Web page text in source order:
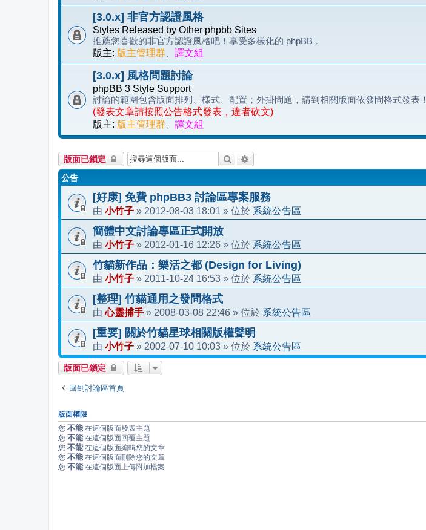
[3.0.x] 非官方認證風格
Styles Released by Other phpbb Sites
推薦您喜歡的非官方認證風格吧！享受多樣化的 phpBB 。
版主: 版主管理群 譯文組
[3.0.x] 風格問題討論
phpBB 3 Style Support
討論的範圍包含版面排列、樣式、配置；外掛問題，請到相關版面依發問格式發表！
(發表文章請按照公告格式發表，違者砍文)
版主: 版主管理群 譯文組
版面已鎖定 搜尋
公告
[好康] 免費 phpBB3 討論區專案服務
由 小竹子 » 2012-08-03 18:01 » 位於 系統公告區
簡體中文討論專區正式開放
由 小竹子 » 2012-01-16 12:26 » 位於 系統公告區
竹貓新作品：樂活之都 (Design for Living)
由 小竹子 » 2011-10-24 16:53 » 位於 系統公告區
[整理] 竹貓通用之發問格式
由心靈捕手 » 2008-03-08 22:46 » 位於 系統公告區
[重要] 關於竹貓星球相關版權聲明
由 小竹子 » 2002-07-10 10:03 » 位於 系統公告區
版面已鎖定
回到討論區首頁
版面權限
您 不能 在這個版面發表主題
您 不能 在這個版面回覆主題
您 不能 在這個版面編輯您的文章
您 不能 在這個版面刪除您的文章
您 不能 在這個版面上傳附加檔案